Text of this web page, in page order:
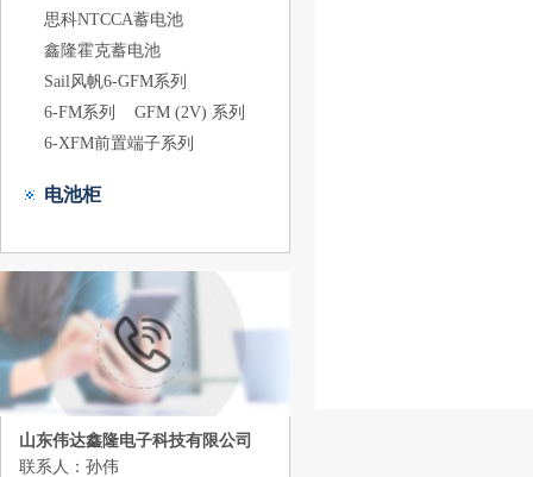
思科NTCCA蓄电池
鑫隆霍克蓄电池
Sail风帆6-GFM系列
6-FM系列
GFM (2V) 系列
6-XFM前置端子系列
电池柜
山东伟达鑫隆电子科技有限公司
联系人：孙伟